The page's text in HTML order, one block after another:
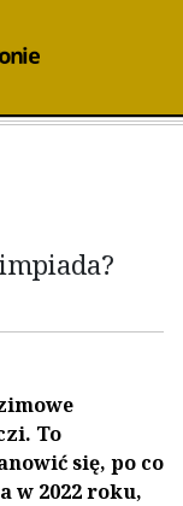
To
się, po co
w 2022 roku,